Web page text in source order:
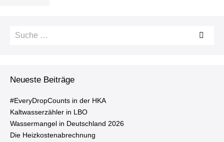
Suche
Neueste Beiträge
#Ever­y­Drop­Counts in der HKA
Kalt­was­ser­zäh­ler in LBO
Was­ser­man­gel in Deutsch­land 2026
Die Heiz­kos­ten­ab­rech­nung